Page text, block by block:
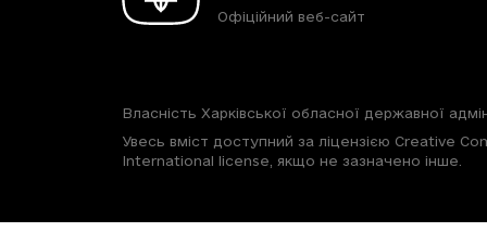
Офіційний веб-сайт
Власність Харківської обласної державної
Увесь вміст доступний за ліцензією Creative
International license, якщо не зазначено інше.